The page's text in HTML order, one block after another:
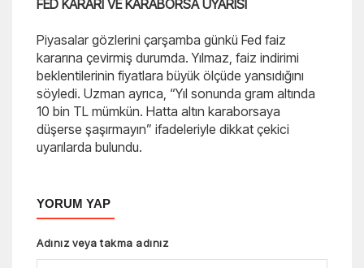
FED KARARI VE KARABORSA UYARISI
Piyasalar gözlerini çarşamba günkü Fed faiz
kararına çevirmiş durumda. Yılmaz, faiz indirimi
beklentilerinin fiyatlara büyük ölçüde yansıdığını
söyledi. Uzman ayrıca, “Yıl sonunda gram altında
10 bin TL mümkün. Hatta altın karaborsaya
düşerse şaşırmayın” ifadeleriyle dikkat çekici
uyarılarda bulundu.
YORUM YAP
Adınız veya takma adınız